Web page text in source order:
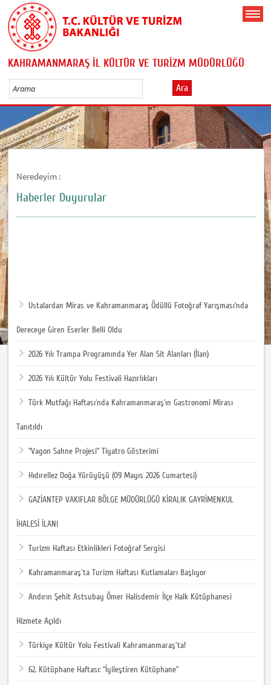
KAHRAMANMARAŞ İL KÜLTÜR VE TURİZM MÜDÜRLÜĞÜ
Ara
Neredeyim :
Haberler Duyurular
Ustalardan Miras ve Kahramanmaraş Ödüllü Fotoğraf Yarışması’nda
Dereceye Giren Eserler Belli Oldu
2026 Yılı Trampa Programında Yer Alan Sit Alanları (İlan)
2026 Yılı Kültür Yolu Festivali Hazırlıkları
Türk Mutfağı Haftası’nda Kahramanmaraş’ın Gastronomi Mirası
Tanıtıldı
“Vagon Sahne Projesi” Tiyatro Gösterimi
Hıdırellez Doğa Yürüyüşü (09 Mayıs 2026 Cumartesi)
GAZİANTEP VAKIFLAR BÖLGE MÜDÜRLÜĞÜ KİRALIK GAYRİMENKUL
İHALESİ İLANI
Turizm Haftası Etkinlikleri Fotoğraf Sergisi
Kahramanmaraş'ta Turizm Haftası Kutlamaları Başlıyor
Andırın Şehit Astsubay Ömer Halisdemir İlçe Halk Kütüphanesi
Hizmete Açıldı
Türkiye Kültür Yolu Festivali Kahramanmaraş'ta!
62. Kütüphane Haftası: “İyileştiren Kütüphane”